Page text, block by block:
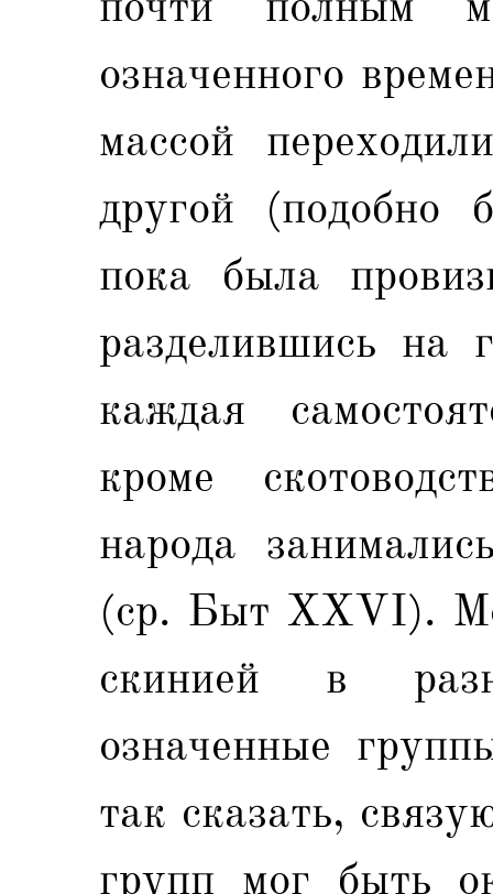
означенного
массой
другой (подобно
пока была
разделившись на
каждая
кроме
народа
(ср. Быт ХXVI).
скинией в
означенные
так сказать,
групп мог быть